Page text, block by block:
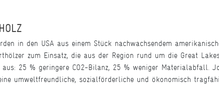
in den USA aus einem Stück nachwachsendem
zum Einsatz, die aus der Region rund um die Great
25 % geringere CO2-Bilanz, 25 % weniger Materialabfall.
umweltfreundliche, sozialförderliche und ökonomisch